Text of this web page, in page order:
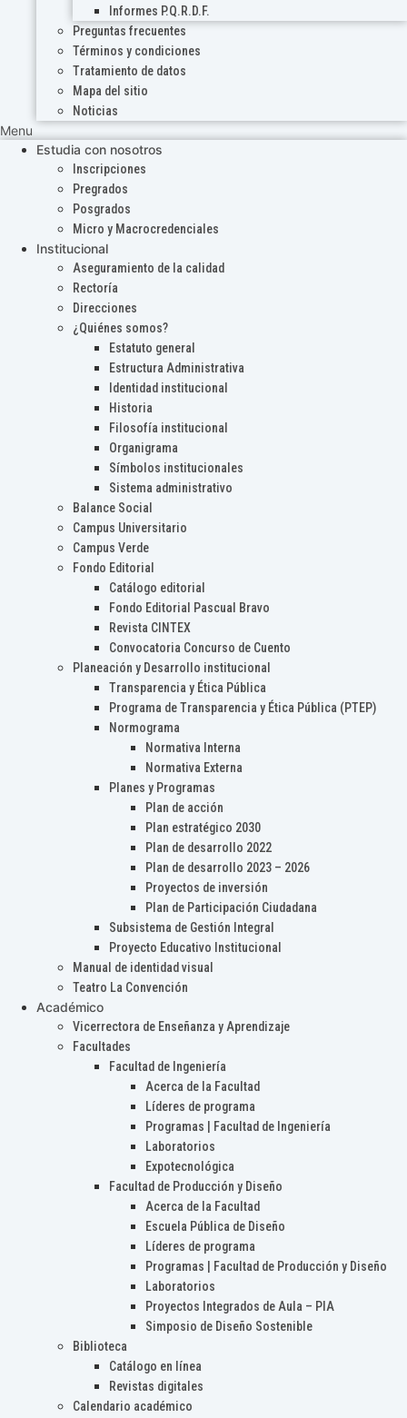
Informes P.Q.R.D.F.
Preguntas frecuentes
Términos y condiciones
Tratamiento de datos
Mapa del sitio
Noticias
Menu
Estudia con nosotros
Inscripciones
Pregrados
Posgrados
Micro y Macrocredenciales
Institucional
Aseguramiento de la calidad
Rectoría
Direcciones
¿Quiénes somos?
Estatuto general
Estructura Administrativa
Identidad institucional
Historia
Filosofía institucional
Organigrama
Símbolos institucionales
Sistema administrativo
Balance Social
Campus Universitario
Campus Verde
Fondo Editorial
Catálogo editorial
Fondo Editorial Pascual Bravo
Revista CINTEX
Convocatoria Concurso de Cuento
Planeación y Desarrollo institucional
Transparencia y Ética Pública
Programa de Transparencia y Ética Pública (PTEP)
Normograma
Normativa Interna
Normativa Externa
Planes y Programas
Plan de acción
Plan estratégico 2030
Plan de desarrollo 2022
Plan de desarrollo 2023 – 2026
Proyectos de inversión
Plan de Participación Ciudadana
Subsistema de Gestión Integral
Proyecto Educativo Institucional
Manual de identidad visual
Teatro La Convención
Académico
Vicerrectora de Enseñanza y Aprendizaje
Facultades
Facultad de Ingeniería
Acerca de la Facultad
Líderes de programa
Programas | Facultad de Ingeniería
Laboratorios
Expotecnológica
Facultad de Producción y Diseño
Acerca de la Facultad
Escuela Pública de Diseño
Líderes de programa
Programas | Facultad de Producción y Diseño
Laboratorios
Proyectos Integrados de Aula – PIA
Simposio de Diseño Sostenible
Biblioteca
Catálogo en línea
Revistas digitales
Calendario académico